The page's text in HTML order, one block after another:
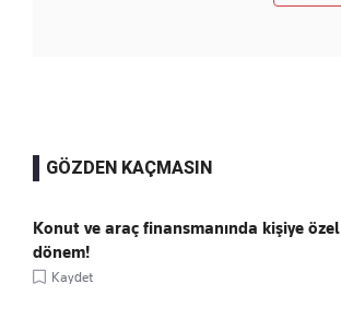
GÖZDEN KAÇMASIN
Konut ve araç finansmanında kişiye özel
dönem!
Kaydet